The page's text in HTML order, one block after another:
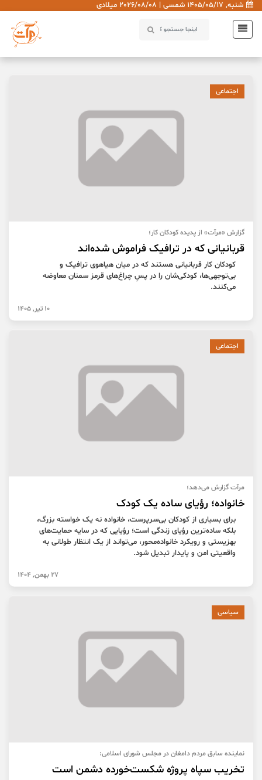
شنبه, 1405/05/17 شمسی | 2026/08/08 میلادی
اجتماعی
گزارش «مرآت» از پدیده کودکان کار؛
قربانیانی که در ترافیک فراموش شده‌اند
کودکان کار قربانیانی هستند که در میان هیاهوی ترافیک و
بی‌توجهی‌ها، کودکی‌شان را در پسِ چراغ‌های قرمز سمنان معاوضه
می‌کنند.
10 تیر, 1405
اجتماعی
مرآت گزارش می‌دهد؛
خانواده؛ رؤیای ساده یک کودک
برای بسیاری از کودکان بی‌سرپرست، خانواده نه یک خواسته بزرگ،
بلکه ساده‌ترین رؤیای زندگی است؛ رؤیایی که در سایه حمایت‌های
بهزیستی و رویکرد خانواده‌محور، می‌تواند از یک انتظار طولانی به
واقعیتی امن و پایدار تبدیل شود.
27 بهمن, 1404
سیاسی
نماینده سابق مردم دامغان در مجلس شورای اسلامی:
تخریب سپاه پروژه شکست‌خورده دشمن است